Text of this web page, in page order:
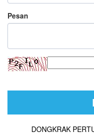
Pesan
DONGKRAK